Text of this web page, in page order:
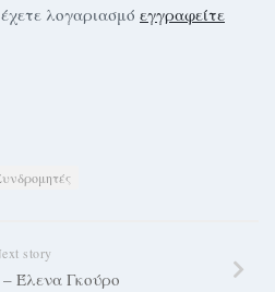
λογαριασμό εγγραφείτε
story
Έλενα Γκούρο